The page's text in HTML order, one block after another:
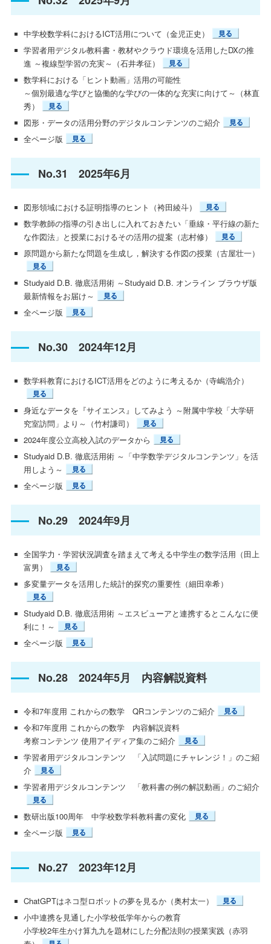
中学校数学科におけるICT活用について（金児正史）
学習者用デジタル教科書・教材やクラウド環境を活用したDXの推
進 ～複線型学習の充実～（石井孝征）
数学科における「ヒント動画」活用の可能性
～個別最適な学びと協働的な学びの一体的な充実に向けて～（林直
秀）
図形・データの活用分野のデジタルコンテンツのご紹介
全ページ版
No.31 2025年6月
図形領域における証明指導のヒント（袴田綾斗）
数学教師の指導の引き出しに入れておきたい「垂線・平行線の新た
な作図法」と授業におけるその活用の提案（志村修）
原問題から新たな問題を生成し，解決する作図の授業（古屋壮一）
Studyaid D.B. 徹底活用術 ～Studyaid D.B. オンライン ブラウザ版
最新情報をお届け～
全ページ版
No.30 2024年12月
数学科教育におけるICT活用をどのように考えるか（寺嶋浩介）
身近なデータを『サイエンス』してみよう ～附属中学校「大学研
究室訪問」より～（竹村謙司）
2024年度公立高校入試のデータから
Studyaid D.B. 徹底活用術 ～「中学数学デジタルコンテンツ」を活
用しよう～
全ページ版
No.29 2024年9月
全国学力・学習状況調査を踏まえて考える中学生の数学活用（田上
富男）
多変量データを活用した統計的探究の重要性（細田幸希）
Studyaid D.B. 徹底活用術 ～エスビューアと連携するとこんなに便
利に！～
全ページ版
No.28 2024年5月 内容解説資料
令和7年度用 これからの数学 QRコンテンツのご紹介
令和7年度用 これからの数学 内容解説資料
考察コンテンツ 使用アイディア集のご紹介
学習者用デジタルコンテンツ 「入試問題にチャレンジ！」のご紹
介
学習者用デジタルコンテンツ 「教科書の例の解説動画」のご紹介
数研出版100周年 中学校数学科教科書の変化
全ページ版
No.27 2023年12月
ChatGPTはネコ型ロボットの夢を見るか（奥村太一）
小中連携を見通した小学校低学年からの教育
小学校2年生かけ算九九を題材にした分配法則の授業実践（赤羽